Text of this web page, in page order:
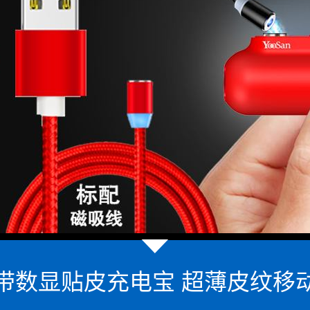
数显贴皮充电宝 超薄皮纹移